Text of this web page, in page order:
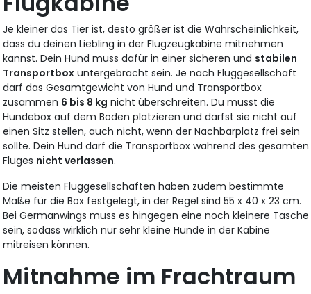
Je kleiner das Tier ist, desto größer ist die Wahrscheinlichkeit,
dass du deinen Liebling in der Flugzeugkabine mitnehmen
kannst. Dein Hund muss dafür in einer sicheren und stabilen
Transportbox untergebracht sein. Je nach Fluggesellschaft
darf das Gesamtgewicht von Hund und Transportbox
zusammen 6 bis 8 kg nicht überschreiten. Du musst die
Hundebox auf dem Boden platzieren und darfst sie nicht auf
einen Sitz stellen, auch nicht, wenn der Nachbarplatz frei sein
sollte. Dein Hund darf die Transportbox während des gesamten
Fluges nicht verlassen.
Die meisten Fluggesellschaften haben zudem bestimmte
Maße für die Box festgelegt, in der Regel sind 55 x 40 x 23 cm.
Bei Germanwings muss es hingegen eine noch kleinere Tasche
sein, sodass wirklich nur sehr kleine Hunde in der Kabine
mitreisen können.
Mitnahme im Frachtraum